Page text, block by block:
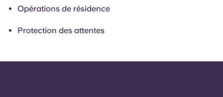
Opérations de résidence
Protection des attentes